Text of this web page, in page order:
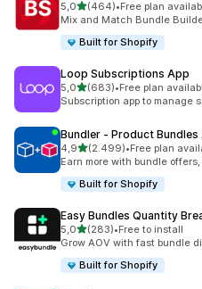
5,0stelle su 5
(464)
464 recensioni totali
•Free plan
Mix and Match Bundle
Built for Shopify
Loop Subscriptions App
5,0stelle su 5
(683)
683 recensioni totali
•Free plan
Subscription app to manage
Bundler ‑ Product Bundles
4,9stelle su 5
(2.499)
2499 recensioni totali
•Free plan
Earn more with bundle
Built for Shopify
Easy Bundles Quantity
5,0stelle su 5
(283)
283 recensioni totali
•Free to install
Grow AOV with fast bundle
Built for Shopify